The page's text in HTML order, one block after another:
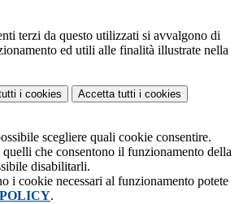
terzi da questo utilizzati si avvalgono di
ed utili alle finalità illustrate nella
i cookies Accetta tutti i cookies
scegliere quali cookie consentire.
che consentono il funzionamento della
disabilitarli.
i cookie necessari al funzionamento potete
.